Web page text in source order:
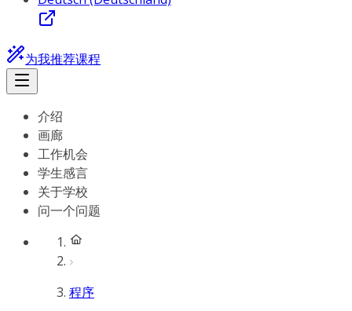
为我推荐课程
介绍
画廊
工作机会
学生感言
关于学校
问一个问题
程序